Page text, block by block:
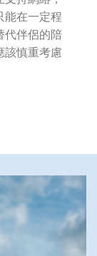
能在一定程
代伴侶的陪
該慎重考慮